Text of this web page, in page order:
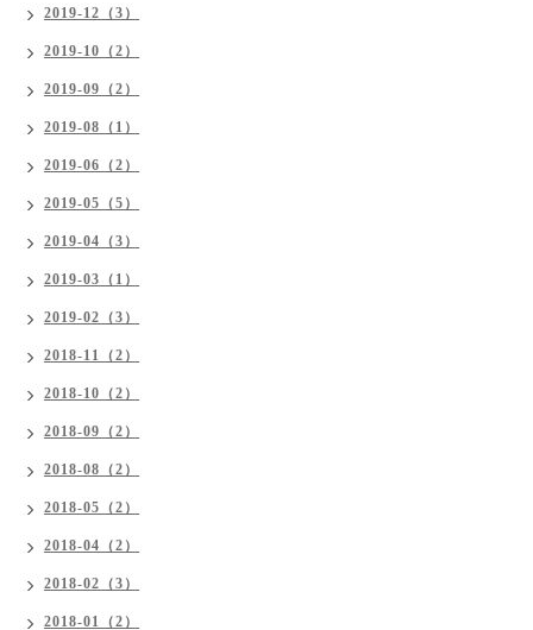
2019-12（3）
2019-10（2）
2019-09（2）
2019-08（1）
2019-06（2）
2019-05（5）
2019-04（3）
2019-03（1）
2019-02（3）
2018-11（2）
2018-10（2）
2018-09（2）
2018-08（2）
2018-05（2）
2018-04（2）
2018-02（3）
2018-01（2）